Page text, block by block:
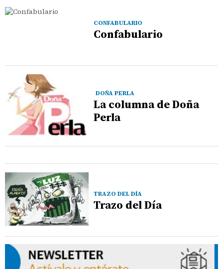
CONFABULARIO
Confabulario
DOÑA PERLA
La columna de Doña
Perla
TRAZO DEL DÍA
Trazo del Día